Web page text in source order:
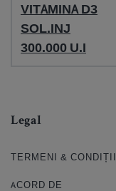
VITAMINA D3
SOL.INJ
300.000 U.I
Legal
TERMENI & CONDIȚII
ACORD DE